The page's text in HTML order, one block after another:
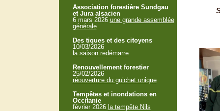
Association forestière Sundgau
et Jura alsacien
6 mars 2026 une grande assemblée
générale
Des tiques et des citoyens
10/03/2026
la saison redémarre
Renouvellement forestier
25/02/2026
réouverture du guichet unique
Tempêtes et inondations en
Occitanie
février 2026 la tempête Nils